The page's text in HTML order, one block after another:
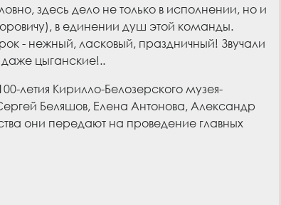
здесь дело не только в исполнении, но и
в единении душ этой команды.
- нежный, ласковый, праздничный! Звучали
цыганские!..
летия Кирилло-Белозерского музея-
Беляшов, Елена Антонова, Александр
они передают на проведение главных